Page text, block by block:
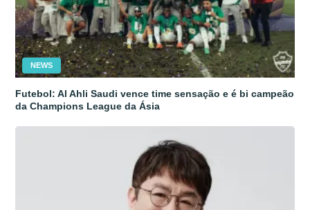
NEWS
Futebol: Al Ahli Saudi vence time sensação e é bi campeão
da Champions League da Ásia